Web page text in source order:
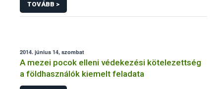
TOVÁBB >
2014. június 14, szombat
A mezei pocok elleni védekezési kötelezettség
a földhasználók kiemelt feladata